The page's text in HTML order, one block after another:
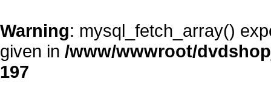
Warning: mysql_fetch_array()
given in /www/wwwroot/
197